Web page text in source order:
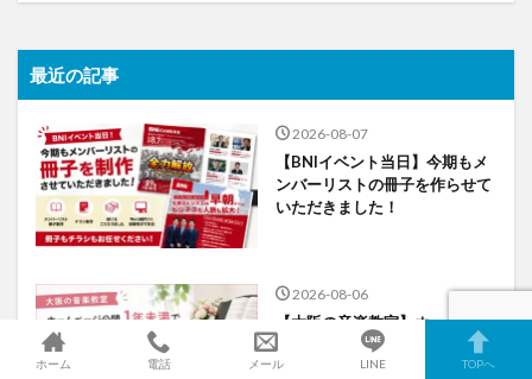
最近の記事
2026-08-07
【BNIイベント当日】今期もメ
ンバーリストの冊子を作らせて
いただきました！
2026-08-06
【大阪の音楽教室】ホームペー
ジからのお問い合わせが増加！
生徒数が20名から27名になっ
ホーム 電話 メール LINE TOPへ